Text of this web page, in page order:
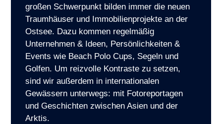
großen Schwerpunkt bilden immer die neuen
Traumhäuser und Immobilienprojekte an der
Ostsee. Dazu kommen regelmäßig
Unternehmen & Ideen, Persönlichkeiten &
Events wie Beach Polo Cups, Segeln und
Golfen. Um reizvolle Kontraste zu setzen,
sind wir außerdem in internationalen
Gewässern unterwegs: mit Fotoreportagen
und Geschichten zwischen Asien und der
Arktis.